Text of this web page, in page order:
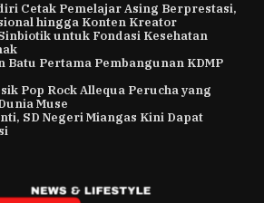
Cetak Pemelajar Asing Berprestasi,
hingga Konten Kreator
untuk Fondasi Kesehatan
Batu Pertama Pembangunan KDMP
Pop Rock Allequa Perucha yang
Muse
SD Negeri Miangas Kini Dapat